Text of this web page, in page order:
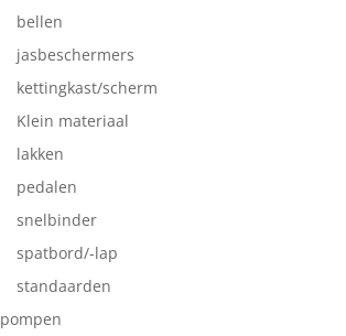
bellen
jasbeschermers
kettingkast/scherm
Klein materiaal
lakken
pedalen
snelbinder
spatbord/-lap
standaarden
pompen